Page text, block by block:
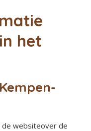
het
de websiteover de